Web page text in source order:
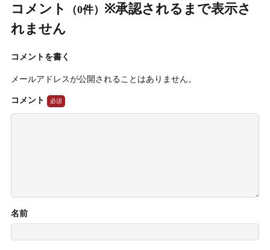
コメント （0件） ※承認されるまで表示さ
れません
コメントを書く
メールアドレスが公開されることはありません。
コメント
名前